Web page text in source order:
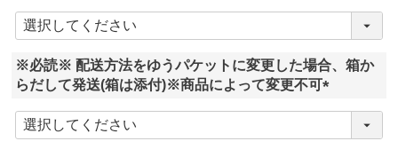
(
必
)
※必読※ 配送方法をゆうパケットに変更した場合、箱か
らだして発送(箱は添付)※商品によって変更不可
(